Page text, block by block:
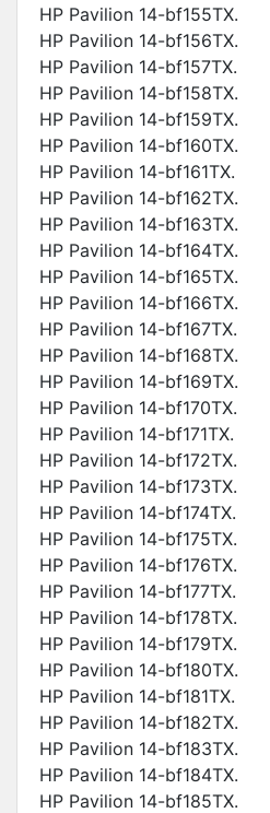
HP Pavilion 14-bf155TX.
HP Pavilion 14-bf156TX.
HP Pavilion 14-bf157TX.
HP Pavilion 14-bf158TX.
HP Pavilion 14-bf159TX.
HP Pavilion 14-bf160TX.
HP Pavilion 14-bf161TX.
HP Pavilion 14-bf162TX.
HP Pavilion 14-bf163TX.
HP Pavilion 14-bf164TX.
HP Pavilion 14-bf165TX.
HP Pavilion 14-bf166TX.
HP Pavilion 14-bf167TX.
HP Pavilion 14-bf168TX.
HP Pavilion 14-bf169TX.
HP Pavilion 14-bf170TX.
HP Pavilion 14-bf171TX.
HP Pavilion 14-bf172TX.
HP Pavilion 14-bf173TX.
HP Pavilion 14-bf174TX.
HP Pavilion 14-bf175TX.
HP Pavilion 14-bf176TX.
HP Pavilion 14-bf177TX.
HP Pavilion 14-bf178TX.
HP Pavilion 14-bf179TX.
HP Pavilion 14-bf180TX.
HP Pavilion 14-bf181TX.
HP Pavilion 14-bf182TX.
HP Pavilion 14-bf183TX.
HP Pavilion 14-bf184TX.
HP Pavilion 14-bf185TX.